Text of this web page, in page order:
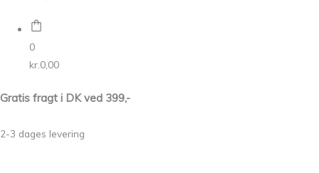
0
kr. 0,00
Gratis fragt i DK ved 399,-
2-3 dages levering